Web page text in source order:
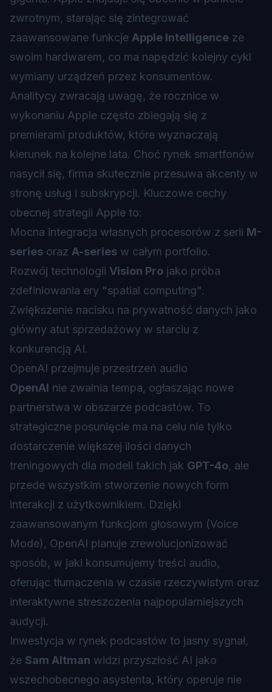
zwrotnym, starając się zintegrować
zaawansowane funkcje Apple Intelligence ze
swoim hardwarem, co ma napędzić kolejny cykl
wymiany urządzeń przez konsumentów.
Analitycy zwracają uwagę, że rocznice w
wykonaniu Apple często zbiegają się z
premierami produktów, które wyznaczają
kierunek na kolejne lata. Choć rynek smartfonów
nasycił się, firma skutecznie przesuwa akcenty w
stronę usług i subskrypcji. Kluczowe cechy
obecnej strategii Apple to:
Mocna integracja własnych procesorów z serii M-
series oraz A-series w całym portfolio.
Rozwój technologii Vision Pro jako próba
zdefiniowania ery "spatial computing".
Zwiększenie nacisku na prywatność danych jako
główny atut sprzedażowy w starciu z
konkurencją AI.
OpenAI przejmuje przestrzeń audio
OpenAI nie zwalnia tempa, ogłaszając nowe
partnerstwa w obszarze podcastów. To
strategiczne posunięcie ma na celu nie tylko
dostarczenie większej ilości danych
treningowych dla modeli takich jak GPT-4o, ale
przede wszystkim stworzenie nowych form
interakcji z użytkownikiem. Dzięki
zaawansowanym funkcjom głosowym (Voice
Mode), OpenAI planuje zrewolucjonizować
sposób, w jaki konsumujemy treści audio,
oferując tłumaczenia w czasie rzeczywistym oraz
interaktywne streszczenia najpopularniejszych
audycji.
Inwestycja w rynek podcastów to jasny sygnał,
że Sam Altman widzi przyszłość AI jako
wszechobecnego asystenta, który operuje nie